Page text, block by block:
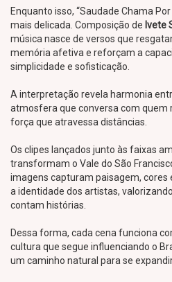
Enquanto isso, “Saudade Chama
mais delicada. Composição de Ivete
música nasce de versos que
memória afetiva e reforçam a
simplicidade e sofisticação.
A interpretação revela harmonia
atmosfera que conversa com quem
força que atravessa distâncias.
Os clipes lançados junto às faixas
transformam o Vale do São
imagens capturam paisagem,
a identidade dos artistas,
contam histórias.
Dessa forma, cada cena funciona
cultura que segue influenciando o
um caminho natural para se